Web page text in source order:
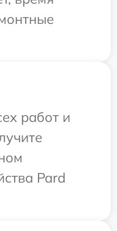
работ и
Pard